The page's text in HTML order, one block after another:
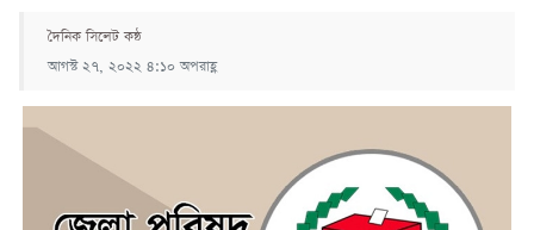
দৈনিক সিলেট কন্ঠ
আগস্ট ২৭, ২০২২ ৪:১০ অপরাহ্ণ